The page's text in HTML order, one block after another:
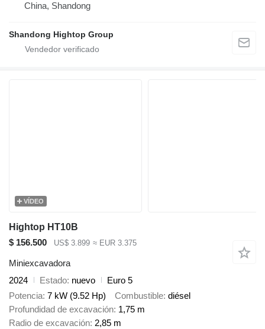
China, Shandong
Shandong Hightop Group
VÍDEO
Hightop HT10B
$ 156.500
US$ 3.899 ≈ EUR 3.375
Miniexcavadora
2024
Estado nuevo
Euro 5
Potencia 7 kW (9.52 Hp) Combustible diésel
Profundidad de excavación 1,75 m
Radio de excavación 2,85 m